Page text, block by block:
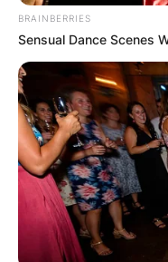
BRAINBERRIES
Sensual Dance Scenes